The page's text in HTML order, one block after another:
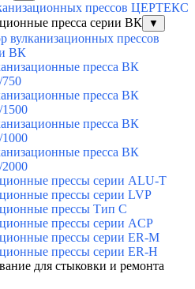
прессов ЦЕРТЕКС
пресса серии ВК
▼
вулканизационных прессов
ВК
пресса ВК
750
пресса ВК
1500
пресса ВК
1000
пресса ВК
2000
прессы серии ALU-T
прессы серии LVP
прессы Тип С
прессы серии ACP
прессы серии ER-M
прессы серии ER-H
для стыковки и ремонта